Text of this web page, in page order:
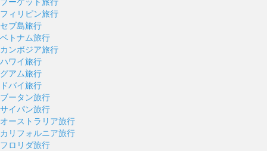
フィリピン旅行
セブ島旅行
ベトナム旅行
カンボジア旅行
ハワイ旅行
グアム旅行
ドバイ旅行
ブータン旅行
サイパン旅行
オーストラリア旅行
カリフォルニア旅行
フロリダ旅行